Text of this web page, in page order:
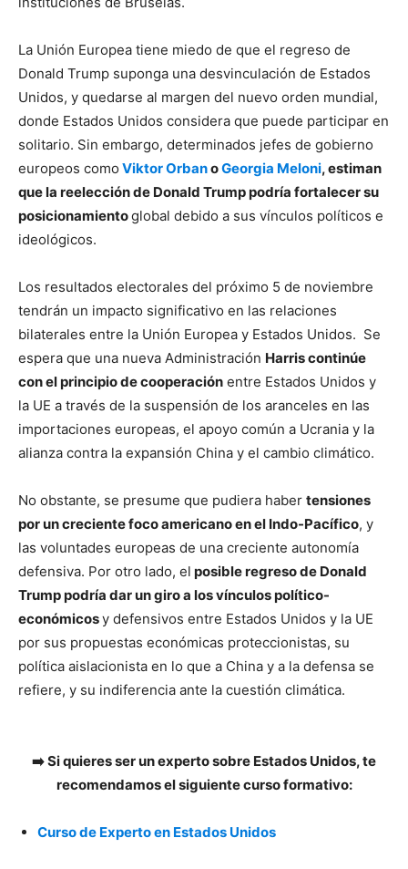
La Unión Europea tiene miedo de que el regreso de
Donald Trump suponga una desvinculación de Estados
Unidos, y quedarse al margen del nuevo orden mundial,
donde Estados Unidos considera que puede participar en
solitario. Sin embargo, determinados jefes de gobierno
europeos como Viktor OrbanoGeorgia Meloni, estiman
que la reelección de Donald Trump podría fortalecer su
posicionamientoglobal debido a sus vínculos políticos e
ideológicos.
Los resultados electorales del próximo 5 de noviembre
tendrán un impacto significativo en las relaciones
bilaterales entre la Unión Europea y Estados Unidos. Se
espera que una nueva Administración Harris continúe
con el principio de cooperación entre Estados Unidos y
la UE a través de la suspensión de los aranceles en las
importaciones europeas, el apoyo común a Ucrania y la
alianza contra la expansión China y el cambio climático.
No obstante, se presume que pudiera haber tensiones
por un creciente foco americano en el Indo-Pacífico, y
las voluntades europeas de una creciente autonomía
defensiva. Por otro lado, el posible regreso de Donald
Trump podría dar un giro a los vínculos político-
económicosy defensivos entre Estados Unidos y la UE
por sus propuestas económicas proteccionistas, su
política aislacionista en lo que a China y a la defensa se
refiere, y su indiferencia ante la cuestión climática.
➡️ Si quieres ser un experto sobre Estados Unidos, te
recomendamos el siguiente curso formativo:
Curso de Experto en Estados Unidos